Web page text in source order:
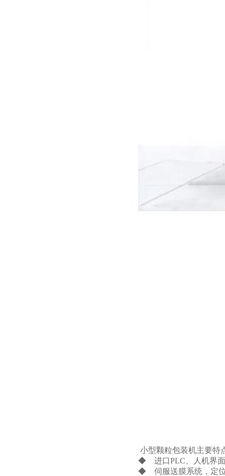
小型颗粒包装机主要特
◆ 进口PLC、人机界面
◆ 伺服送膜系统，定位